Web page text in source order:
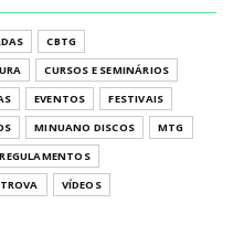
CBTG
CURSOS E SEMINÁRIOS
EVENTOS
FESTIVAIS
MINUANO DISCOS
MTG
REGULAMENTOS
TROVA VÍDEOS